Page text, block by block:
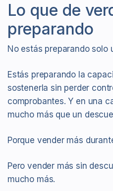
Lo que de
preparando
No estás preparando solo
Estás preparando la
sostenerla sin perder
comprobantes. Y en una
mucho más que un
Porque vender más
Pero vender más sin
mucho más.